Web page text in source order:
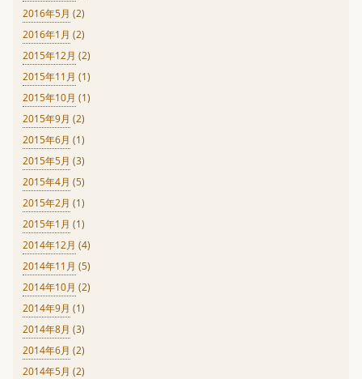
2016年5月 (2)
2016年1月 (2)
2015年12月 (2)
2015年11月 (1)
2015年10月 (1)
2015年9月 (2)
2015年6月 (1)
2015年5月 (3)
2015年4月 (5)
2015年2月 (1)
2015年1月 (1)
2014年12月 (4)
2014年11月 (5)
2014年10月 (2)
2014年9月 (1)
2014年8月 (3)
2014年6月 (2)
2014年5月 (2)